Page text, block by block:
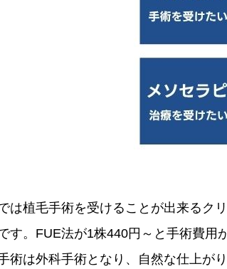
は植毛手術を受けることが出来るク
す。FUE法が1株440円～と手術費
術は外科手術となり、自然な仕上が